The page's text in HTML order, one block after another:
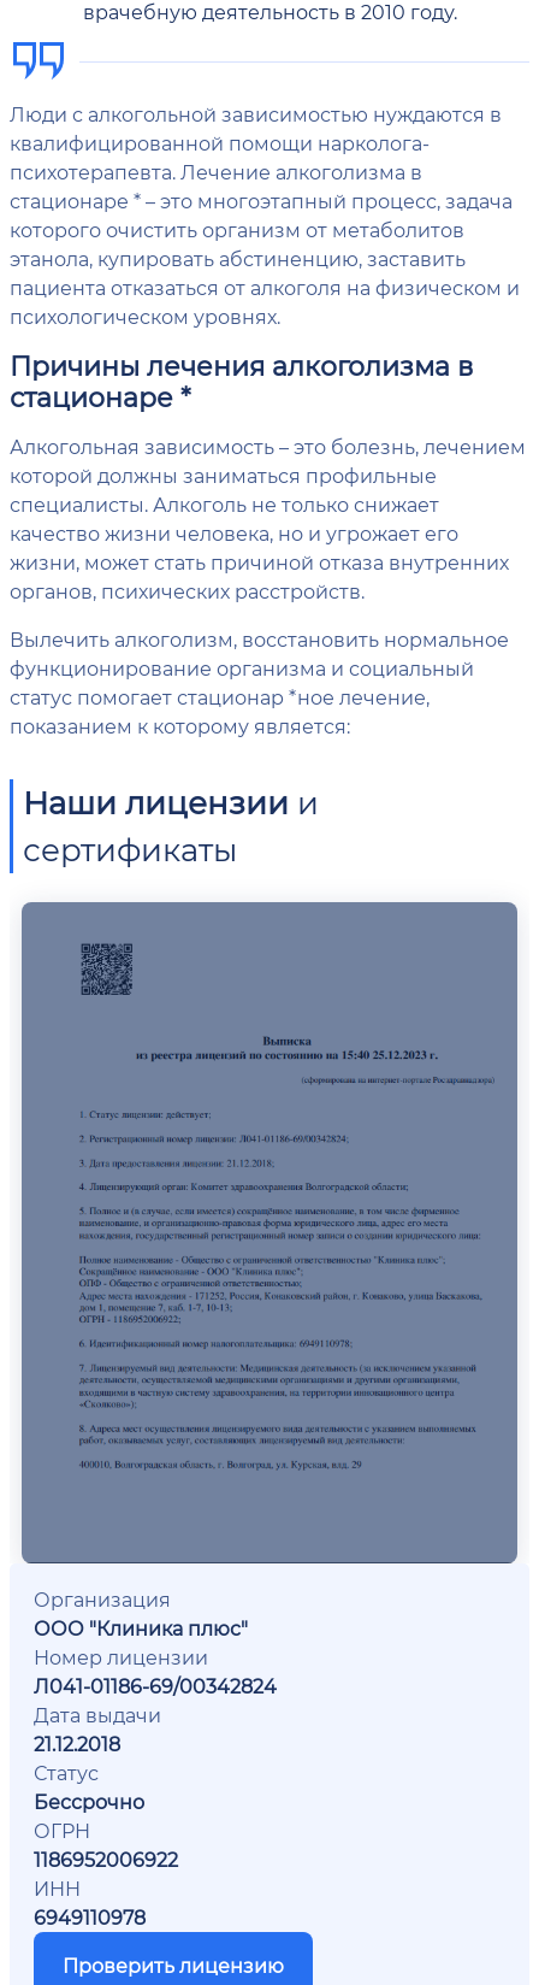
врачебную деятельность в 2010 году.
Люди с алкогольной зависимостью нуждаются в
квалифицированной помощи нарколога-
психотерапевта. Лечение алкоголизма в
стационаре * – это многоэтапный процесс, задача
которого очистить организм от метаболитов
этанола, купировать абстиненцию, заставить
пациента отказаться от алкоголя на физическом и
психологическом уровнях.
Причины лечения алкоголизма в
стационаре *
Алкогольная зависимость – это болезнь, лечением
которой должны заниматься профильные
специалисты. Алкоголь не только снижает
качество жизни человека, но и угрожает его
жизни, может стать причиной отказа внутренних
органов, психических расстройств.
Вылечить алкоголизм, восстановить нормальное
функционирование организма и социальный
статус помогает стационар *ное лечение,
показанием к которому является:
Наши лицензии и
сертификаты
Организация
ООО "Клиника плюс"
Номер лицензии
Л041-01186-69/00342824
Дата выдачи
21.12.2018
Статус
Бессрочно
ОГРН
1186952006922
ИНН
6949110978
Проверить лицензию